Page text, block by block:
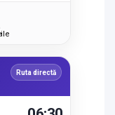
Ruta directă